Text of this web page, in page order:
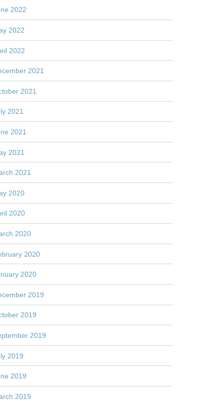
2022
2022
2022
2021
2021
2021
2021
2021
2021
2020
2020
2020
2020
2020
2019
2019
2019
2019
2019
2019